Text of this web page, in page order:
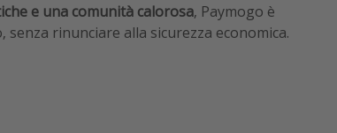
e una comunità calorosa, Paymogo è
rinunciare alla sicurezza economica.